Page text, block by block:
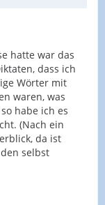
hatte war das
dass ich
Wörter mit
waren, was
habe ich es
(Nach ein
da ist
selbst